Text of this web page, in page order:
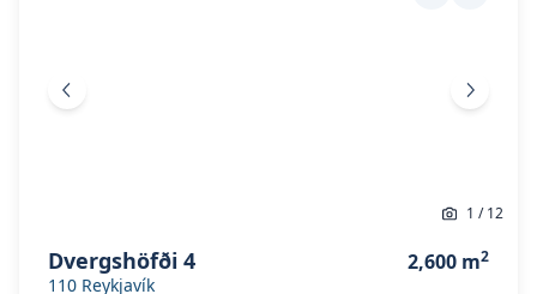
Fyrri mynd Næsta
1 /12
Dvergshöfði 4
110 Reykjavík
2,600 m2